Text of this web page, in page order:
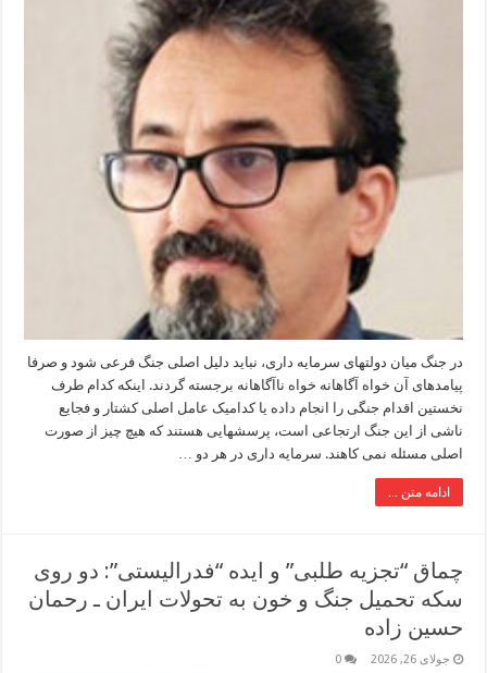
در جنگ میان دولتهای سرمایه داری، نباید دلیل اصلی جنگ فرعی شود و صرفا
پیامدهای آن خواه آگاهانه خواه ناآگاهانه برجسته گردند. اینکه کدام طرف
نخستین اقدام جنگی را انجام داده یا کدامیک عامل اصلی کشتار و فجایع
ناشی از این جنگ ارتجاعی است، پرسشهایی هستند که هیچ چیز از صورت
اصلی مسئله نمی کاهند. سرمایه داری در هر دو …
ادامه متن ...
چماق “تجزیه طلبی” و ایده “فدرالیستی”: دو روی
سکه تحمیل جنگ و خون به تحولات ایران ـ رحمان
حسین زاده
جولای 26, 2026 0